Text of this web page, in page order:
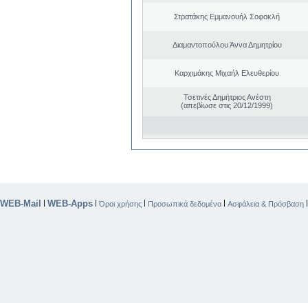
Στρατάκης Εμμανουήλ Σοφοκλή
Διαμαντοπούλου Άννα Δημητρίου
Καρχιμάκης Μιχαήλ Ελευθερίου
Τσετινές Δημήτριος Ανέστη
(απεβίωσε στις 20/12/1999)
WEB-Mail | WEB-Apps |Όροι χρήσης | Προσωπικά δεδομένα | Ασφάλεια & Πρόσβαση